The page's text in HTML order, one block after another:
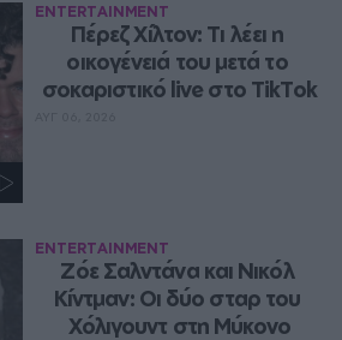
ENTERTAINMENT
Πέρεζ Χίλτον: Τι λέει η
οικογένειά του μετά το
σοκαριστικό live στο TikTok
ENTERTAINMENT
Ζόε Σαλντάνα και Νικόλ
Κίντμαν: Οι δύο σταρ του
Χόλιγουντ στη Μύκονο